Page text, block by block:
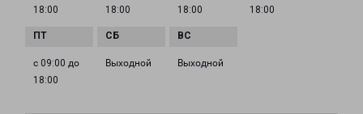
18:00
18:00
18:00
18:00
с 09:00 до
18:00
Выходной Выходной